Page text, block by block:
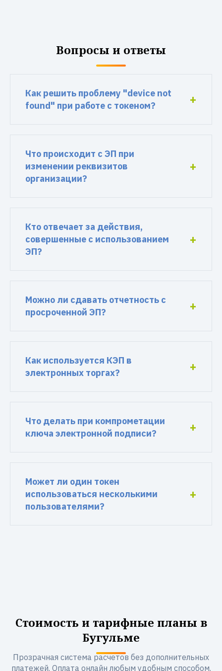
Вопросы и ответы
Как решить проблему "device not
found" при работе с токеном?
Что происходит с ЭП при
изменении реквизитов
организации?
Кто отвечает за действия,
совершенные с использованием
ЭП?
Можно ли сдавать отчетность с
просроченной ЭП?
Как используется КЭП в
электронных торгах?
Что делать при компрометации
ключа электронной подписи?
Может ли один токен
использоваться несколькими
пользователями?
Стоимость и тарифные планы в
Бугульме
Прозрачная система расчетов без дополнительных
платежей. Оплата онлайн любым удобным способом.